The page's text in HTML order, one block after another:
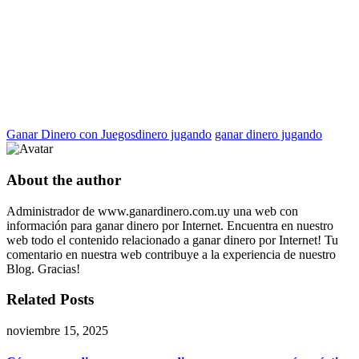
Ganar Dinero con Juegosdinero jugando ganar dinero jugando
About the author
Administrador de www.ganardinero.com.uy una web con
información para ganar dinero por Internet. Encuentra en nuestro
web todo el contenido relacionado a ganar dinero por Internet! Tu
comentario en nuestra web contribuye a la experiencia de nuestro
Blog. Gracias!
Related Posts
noviembre 15, 2025